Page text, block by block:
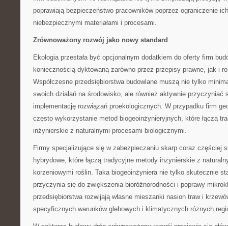
poprawiają bezpieczeństwo pracowników poprzez ograniczenie
niebezpiecznymi materiałami i procesami.
Zrównoważony rozwój jako nowy standard
Ekologia przestała być opcjonalnym dodatkiem do oferty firm
koniecznością dyktowaną zarówno przez przepisy prawne, jak i
Współczesne przedsiębiorstwa budowlane muszą nie tylko
swoich działań na środowisko, ale również aktywnie przyczyniać
implementację rozwiązań proekologicznych. W przypadku firm
często wykorzystanie metod biogeoinżynieryjnych, które łączą
inżynierskie z naturalnymi procesami biologicznymi.
Firmy specjalizujące się w zabezpieczaniu skarp coraz częściej
hybrydowe, które łączą tradycyjne metody inżynierskie z
korzeniowymi roślin. Taka biogeoinżyniera nie tylko skutecznie
przyczynia się do zwiększenia bioróżnorodności i poprawy
przedsiębiorstwa rozwijają własne mieszanki nasion traw i
specyficznych warunków glebowych i klimatycznych różnych